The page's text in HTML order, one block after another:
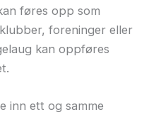
føres opp som
foreninger eller
kan oppføres
inn ett og samme